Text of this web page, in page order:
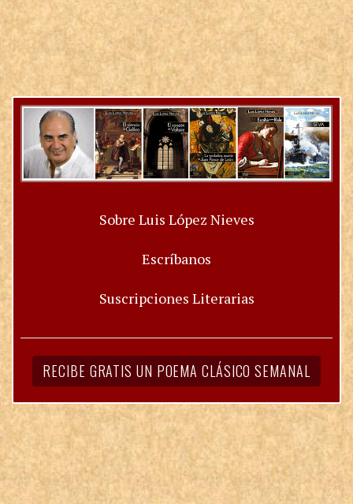
Sobre Luis López Nieves
Escríbanos
Suscripciones Literarias
RECIBE GRATIS UN POEMA CLÁSICO SEMANAL